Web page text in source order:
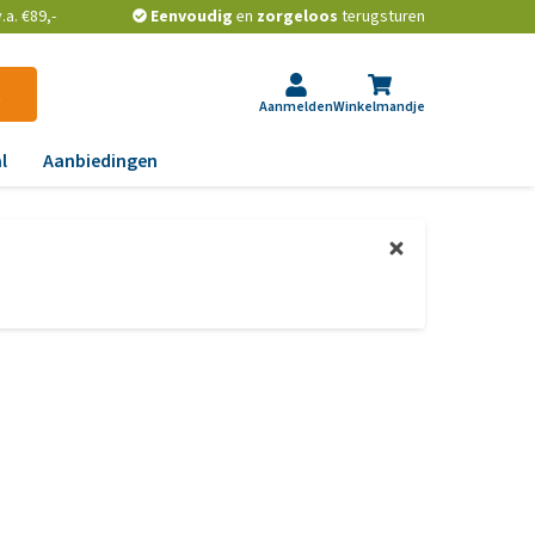
€89,- Eenvoudig en zorgeloos terugsturen
AanmeldenWinkelmandje
Aanbiedingen